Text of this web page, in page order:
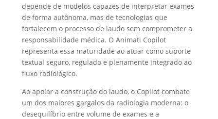
depende de modelos capazes de interpretar exames
de forma autônoma, mas de tecnologias que
fortalecem o processo de laudo sem comprometer a
responsabilidade médica. O Animati Copilot
representa essa maturidade ao atuar como suporte
textual seguro, regulado e plenamente integrado ao
fluxo radiológico.
Ao apoiar a construção do laudo, o Copilot combate
um dos maiores gargalos da radiologia moderna: o
desequilíbrio entre volume de exames e a